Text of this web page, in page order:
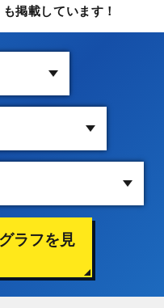
掲載しています！
ラフを見